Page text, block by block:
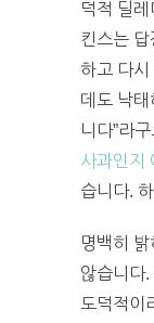
덕적 딜
킨스는 답
하고 다
데도 낙
니다”라
사과인지
습니다.
명백히
않습니다.
도덕적이